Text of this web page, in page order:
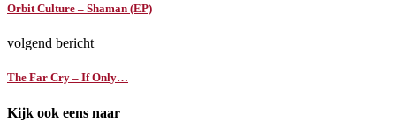
Orbit Culture – Shaman (EP)
volgend bericht
The Far Cry – If Only…
Kijk ook eens naar